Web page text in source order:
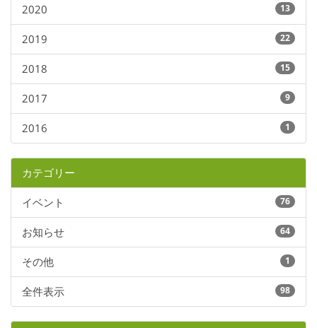
2020 13
2019 22
2018 15
2017 9
2016 1
カテゴリー
イベント 76
お知らせ 64
その他 1
全件表示 98